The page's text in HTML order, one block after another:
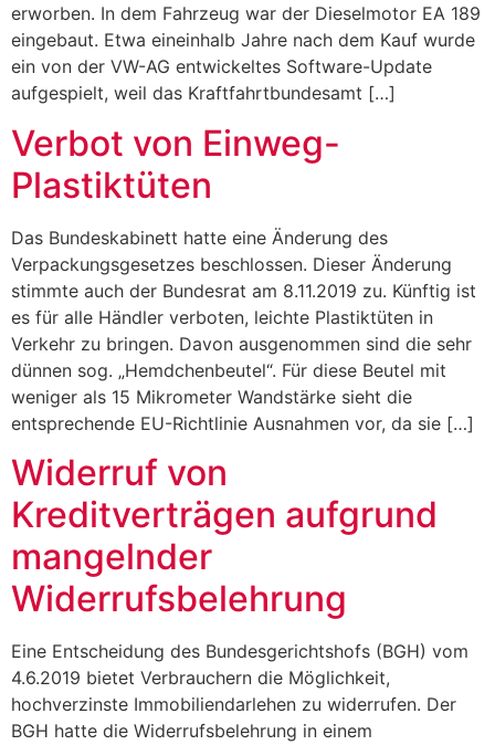
erworben. In dem Fahrzeug war der Dieselmotor EA 189
eingebaut. Etwa eineinhalb Jahre nach dem Kauf wurde
ein von der VW-AG entwickeltes Software-Update
aufgespielt, weil das Kraftfahrtbundesamt […]
Verbot von Einweg-
Plastiktüten
Das Bundeskabinett hatte eine Änderung des
Verpackungsgesetzes beschlossen. Dieser Änderung
stimmte auch der Bundesrat am 8.11.2019 zu. Künftig ist
es für alle Händler verboten, leichte Plastiktüten in
Verkehr zu bringen. Davon ausgenommen sind die sehr
dünnen sog. „Hemdchenbeutel“. Für diese Beutel mit
weniger als 15 Mikrometer Wandstärke sieht die
entsprechende EU-Richtlinie Ausnahmen vor, da sie […]
Widerruf von
Kreditverträgen aufgrund
mangelnder
Widerrufsbelehrung
Eine Entscheidung des Bundesgerichtshofs (BGH) vom
4.6.2019 bietet Verbrauchern die Möglichkeit,
hochverzinste Immobiliendarlehen zu widerrufen. Der
BGH hatte die Widerrufsbelehrung in einem